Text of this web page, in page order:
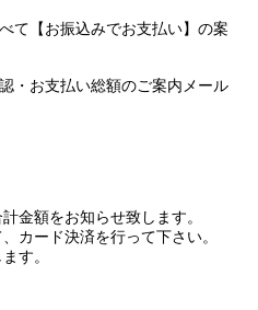
て【お振込みでお支払い】の案
・お支払い総額のご案内メール
金額をお知らせ致します。
カード決済を行って下さい。
す。